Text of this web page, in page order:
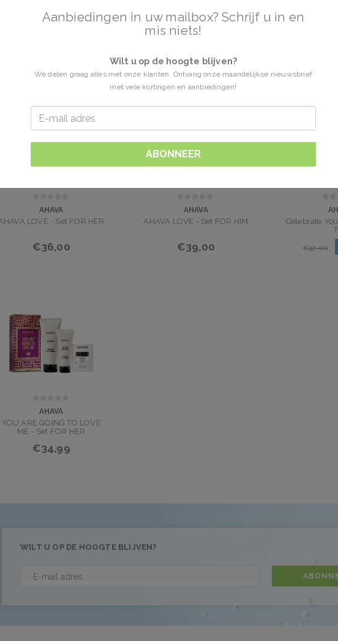
Giftset 5 Producten
AHAVA
LOVE - Set FOR HER
€36,00
AHAVA
AHAVA LOVE - Set FOR HIM
€39,00
Celebrate
€42,00
AHAVA
YOU ARE GOING TO LOVE
ME - Set FOR HER
€34,99
WILT U OP DE HOOGTE BLIJVEN?
Aanbiedingen in uw mailbox? Schrijf u in en
mis niets!
Wilt u op de hoogte blijven?
We delen graag alles met onze klanten. Ontvang onze maandelijkse nieuwsbrief
met vele kortingen en aanbiedingen!
ABONNEER